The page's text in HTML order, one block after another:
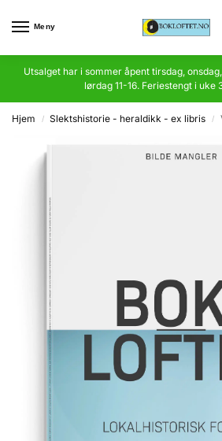
Meny
Utsalget har i sommer åpent tirsdag,
lørdag 11-16. Feriestengt i uke
Hjem / Slektshistorie - heraldikk - ex libris /